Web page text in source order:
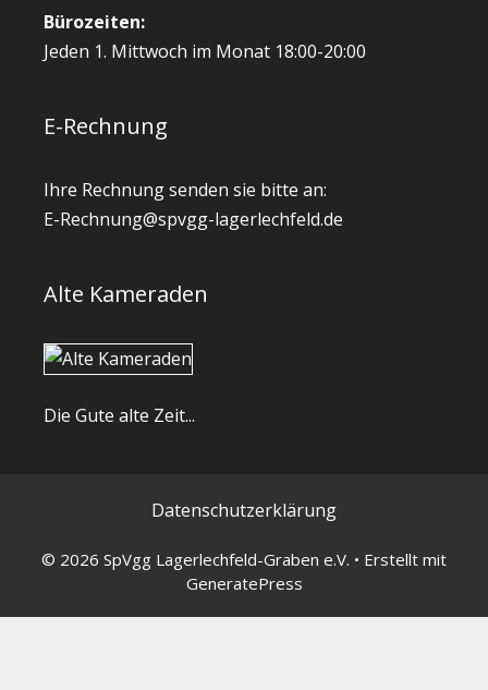
Bürozeiten:
Jeden 1. Mittwoch im Monat 18:00-20:00
E-Rechnung
Ihre Rechnung senden sie bitte an:
E-Rechnung@spvgg-lagerlechfeld.de
Alte Kameraden
Die Gute alte Zeit...
Datenschutzerklärung
© 2026 SpVgg Lagerlechfeld-Graben e.V. • Erstellt mit
GeneratePress